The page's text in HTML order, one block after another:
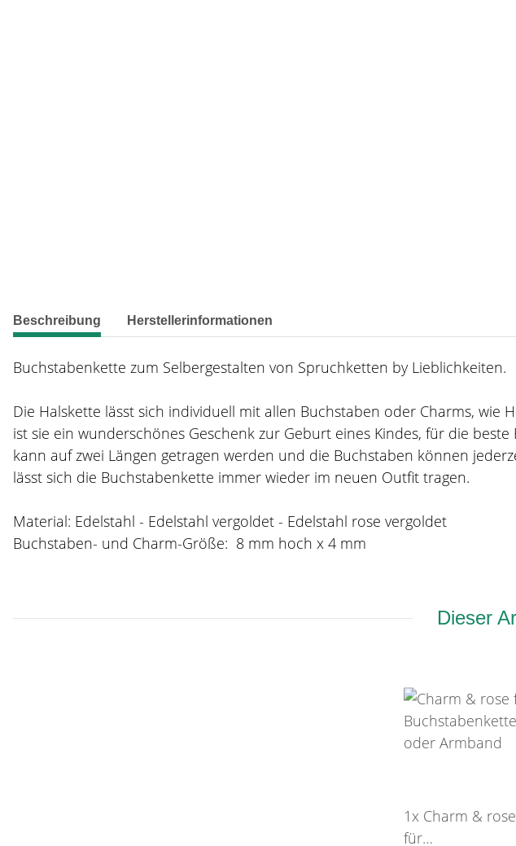
weitere Registerkarten anzeigen
Beschreibung Herstellerinformationen
Buchstabenkette zum Selbergestalten von Spruchketten by Lieblichkeiten.
Die Halskette lässt sich individuell mit allen Buchstaben oder Charms,
ist sie ein wunderschönes Geschenk zur Geburt eines Kindes, für die
kann auf zwei Längen getragen werden und die Buchstaben können
lässt sich die Buchstabenkette immer wieder im neuen Outfit tragen.
Material: Edelstahl - Edelstahl vergoldet - Edelstahl rose vergoldet
Buchstaben- und Charm-Größe: 8 mm hoch x 4 mm
Dieser
1x Charm & rose
für